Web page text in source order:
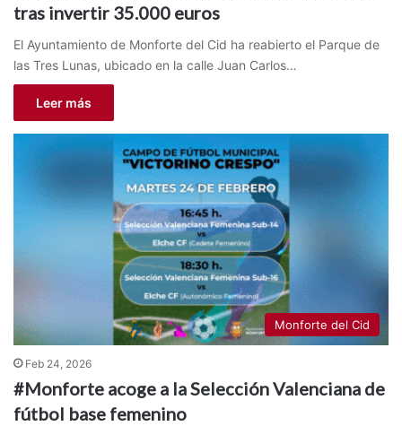
tras invertir 35.000 euros
El Ayuntamiento de Monforte del Cid ha reabierto el Parque de
las Tres Lunas, ubicado en la calle Juan Carlos…
Leer más
Monforte del Cid
Feb 24, 2026
#Monforte acoge a la Selección Valenciana de
fútbol base femenino